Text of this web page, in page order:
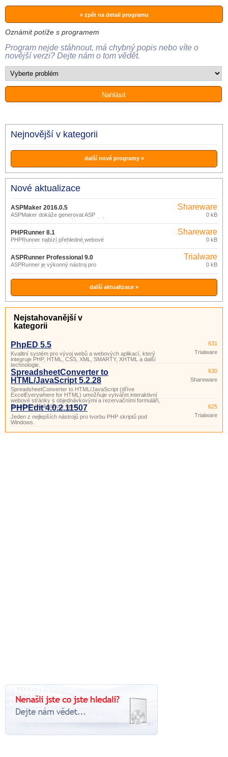
» zpět na detail programu
Oznámit potíže s programem
Program nejde stáhnout, má chybný popis nebo víte o
novější verzi? Dejte nám o tom vědět.
Nejnovější v kategorii
další nové programy »
Nové aktualizace
ASPMaker 2016.0.5
ASPMaker dokáže generovat ASP
(Active Server Pages) kód z databází
Microsoft Access Database, SQL Server
nebo jiného datového zdroje s podporou
ADO.
Shareware
0 kB
PHPRunner 8.1
PHPRunner nabízí přehledné webové
prostředí umožňující uživatelům
pracovat s daty v databázích MySQL,
MS SQL, PostgreSQL, MS Access, DB2,
Informix, SQLite, Oracle nebo libovolné
ODBC databázi.
Shareware
0 kB
ASPRunner Professional 9.0
ASPRunner je výkonný nástroj pro
správu databází.
Trialware
0 kB
další aktualizace »
Nejstahovanější v
kategorii
PhpED 5.5
Kvalitní systém pro vývoj webů a webových aplikací, který
integruje PHP, HTML, CSS, XML, SMARTY, XHTML a další
technologie.
631
Trialware
SpreadsheetConverter to
HTML/JavaScript 5.2.28
SpreadsheetConverter to HTML/JavaScript (dříve
ExcelEverywhere for HTML) umožňuje vytvářet interaktivní
webové stránky s objednávkovými a rezervačními formuláři,
finančními kalkulátory apod.
630
Shareware
PHPEdit 4.0.2.11507
Jeden z nejlepších nástrojů pro tvorbu PHP skriptů pod
Windows.
625
Trialware